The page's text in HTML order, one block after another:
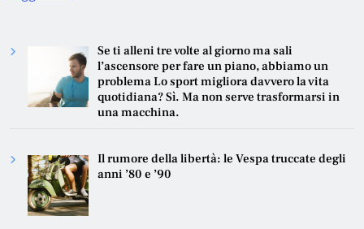
Se ti alleni tre volte al giorno ma sali
l’ascensore per fare un piano, abbiamo un
problema Lo sport migliora davvero la vita
quotidiana? Sì. Ma non serve trasformarsi in
una macchina.
Il rumore della libertà: le Vespa truccate degli
anni ’80 e ’90